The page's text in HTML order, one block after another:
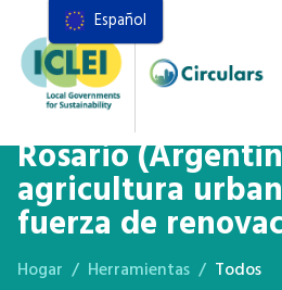
Recursos
Marco de acciones
Rosario
agricultura
fuerza de
Hogar Herramientas Todos
Español